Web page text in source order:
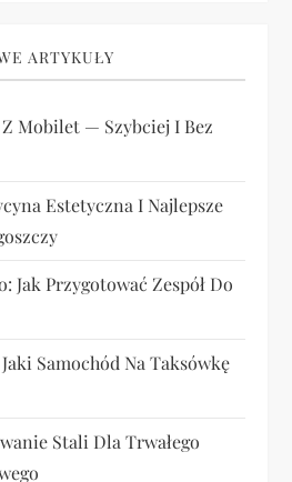
ARTYKUŁY
Z Mobilet — Szybciej I Bez
Estetyczna I Najlepsze
Jak Przygotować Zespół Do
Samochód Na Taksówkę
Stali Dla Trwałego